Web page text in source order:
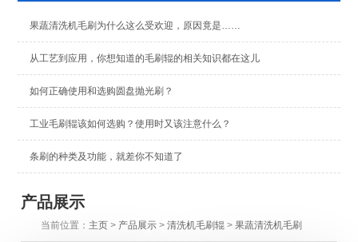
果蔬清洗机毛刷为什么这么受欢迎，原因竟是……
从工艺到应用，你想知道的毛刷辊的相关知识都在这儿
如何正确使用和选购圆盘抛光刷？
工业毛刷辊该如何选购？使用时又该注意什么？
条刷的种类及功能，就差你不知道了
产品展示
当前位置： 主页 > 产品展示 >清洗机毛刷辊 >果蔬清洗机毛刷